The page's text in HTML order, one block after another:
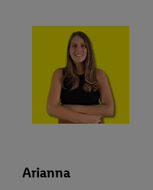
Arianna